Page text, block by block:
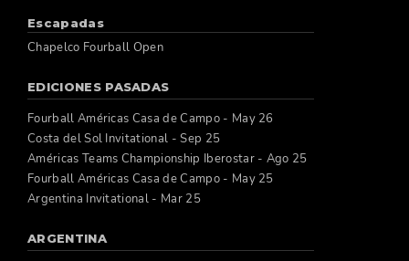
Escapadas
Chapelco Fourball Open
EDICIONES PASADAS
Fourball Américas Casa de Campo - May 26
Costa del Sol Invitational - Sep 25
Américas Teams Championship Iberostar - Ago 25
Fourball Américas Casa de Campo - May 25
Argentina Invitational - Mar 25
ARGENTINA